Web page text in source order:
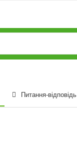
Питання-відповідь